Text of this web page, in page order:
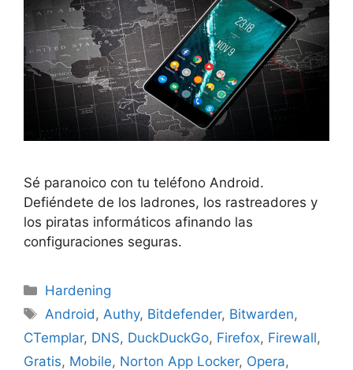
Sé paranoico con tu teléfono Android.
Defiéndete de los ladrones, los rastreadores y
los piratas informáticos afinando las
configuraciones seguras.
Categorías
Hardening
Etiquetas
Android , Authy, Bitdefender, Bitwarden,
CTemplar, DNS, DuckDuckGo, Firefox, Firewall,
Gratis, Mobile, Norton App Locker, Opera,